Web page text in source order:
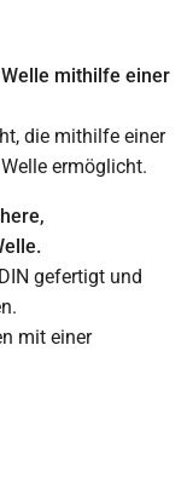
mithilfe einer
die mithilfe einer
ermöglicht.
gefertigt und
mit einer